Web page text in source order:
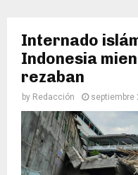
Internado
Indonesia
rezaban
by Redacción septiembre